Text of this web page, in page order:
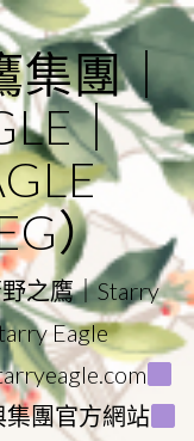
集團｜
｜
）
之鷹｜Starry
Eagle
集團官方網站